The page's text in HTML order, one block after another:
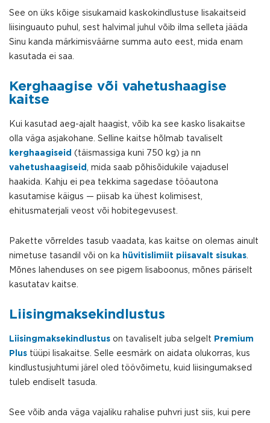
See on üks kõige sisukamaid kaskokindlustuse lisakaitseid
liisinguauto puhul, sest halvimal juhul võib ilma selleta jääda
Sinu kanda märkimisväärne summa auto eest, mida enam
kasutada ei saa.
Kerghaagise või vahetushaagise
kaitse
Kui kasutad aeg-ajalt haagist, võib ka see kasko lisakaitse
olla väga asjakohane. Selline kaitse hõlmab tavaliselt
kerghaagiseid (täismassiga kuni 750 kg) ja nn
vahetushaagiseid
, mida saab põhisõidukile vajadusel
haakida. Kahju ei pea tekkima sagedase tööautona
kasutamise käigus — piisab ka ühest kolimisest,
ehitusmaterjali veost või hobitegevusest.
Pakette võrreldes tasub vaadata, kas kaitse on olemas ainult
nimetuse tasandil või on ka
hüvitislimiit piisavalt sisukas
Mõnes lahenduses on see pigem lisaboonus, mõnes päriselt
kasutatav kaitse.
Liisingmaksekindlustus
Liisingmaksekindlustus on tavaliselt juba selgelt
Premium
Plus tüüpi lisakaitse. Selle eesmärk on aidata olukorras, kus
kindlustusjuhtumi järel oled töövõimetu, kuid liisingumaksed
tuleb endiselt tasuda.
See võib anda väga vajaliku rahalise puhvri just siis, kui pere